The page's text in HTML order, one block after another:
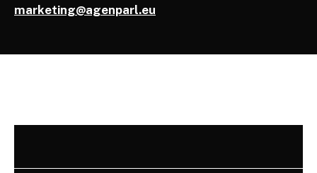
marketing@agenparl.eu